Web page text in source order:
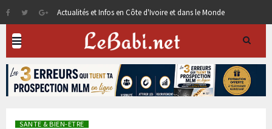
Actualités et Infos en Côte d'Ivoire et dans le Monde
SANTE & BIEN-ETRE